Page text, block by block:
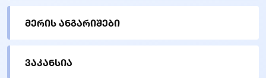
მერის ანგარიშები
ვაკანსია